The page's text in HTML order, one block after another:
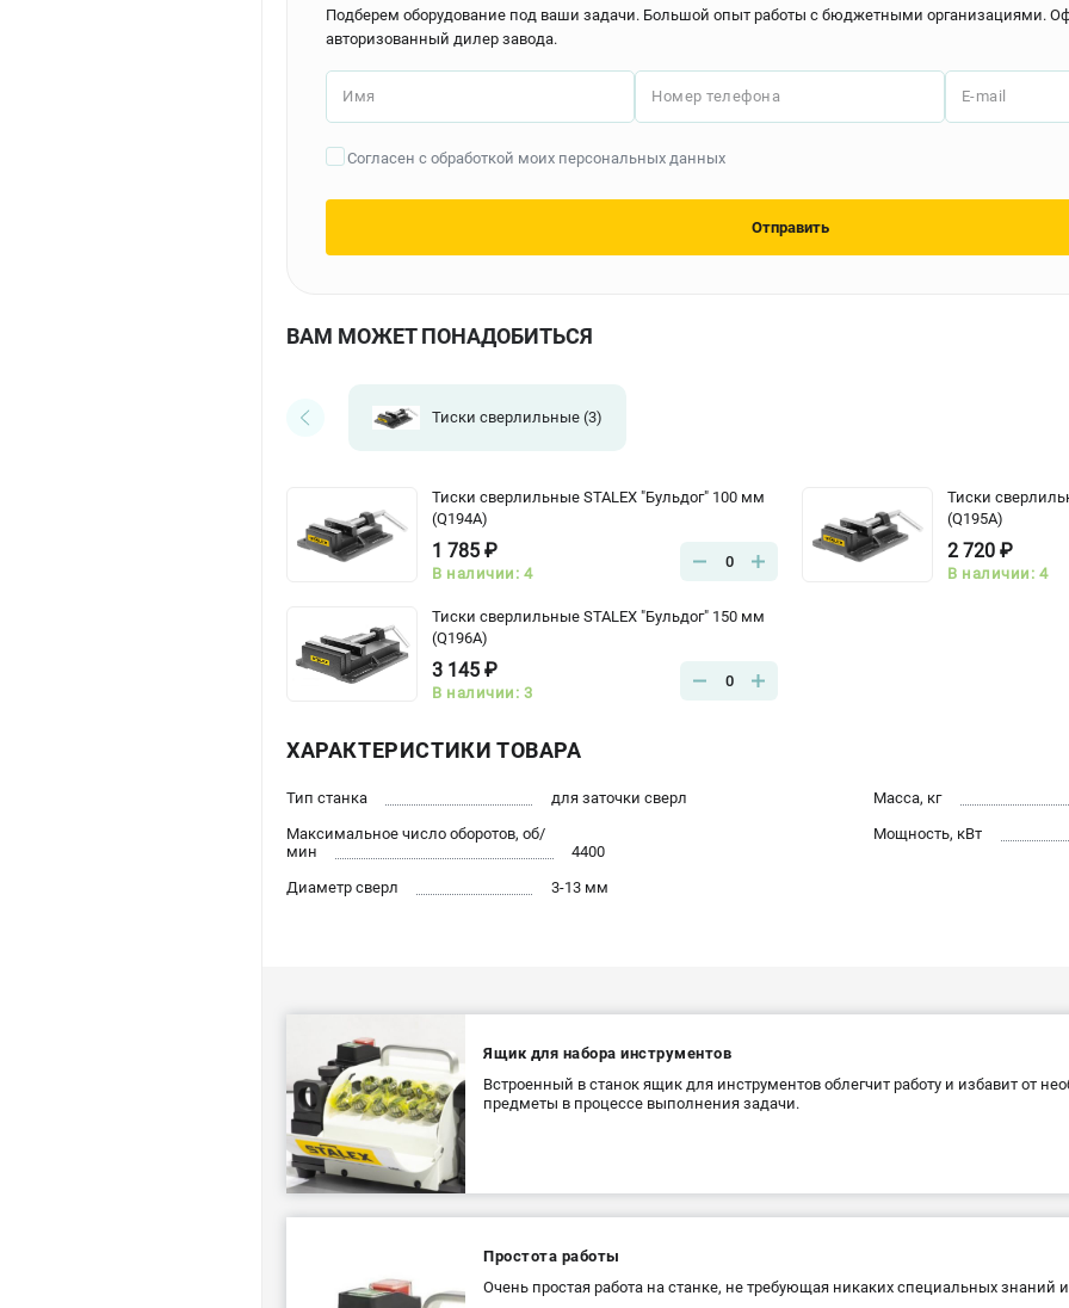
Подберем оборудование под ваши задачи. Большой опыт работы с бюджетными организациями.
авторизованный дилер завода.
Имя Номер телефона E-mail
Согласен с обработкой моих персональных данных
Отправить
ВАМ МОЖЕТ ПОНАДОБИТЬСЯ
Тиски сверлильные (3)
Тиски сверлильные STALEX "Бульдог" 100 мм
(Q194A)
1 785 ₽
В наличии: 4
0
Тиски
(Q195A)
2 720 ₽
В наличии: 4
Тиски сверлильные STALEX "Бульдог" 150 мм
(Q196A)
3 145 ₽
В наличии: 3
0
ХАРАКТЕРИСТИКИ ТОВАРА
Тип станка
для заточки сверл
Максимальное число оборотов, об/
мин
4400
Диаметр сверл
3-13 мм
Масса, кг
Мощность, кВт
Ящик для набора инструментов
Встроенный в станок ящик для инструментов облегчит работу и избавит от
предметы в процессе выполнения задачи.
Простота работы
Очень простая работа на станке, не требующая никаких специальных знаний